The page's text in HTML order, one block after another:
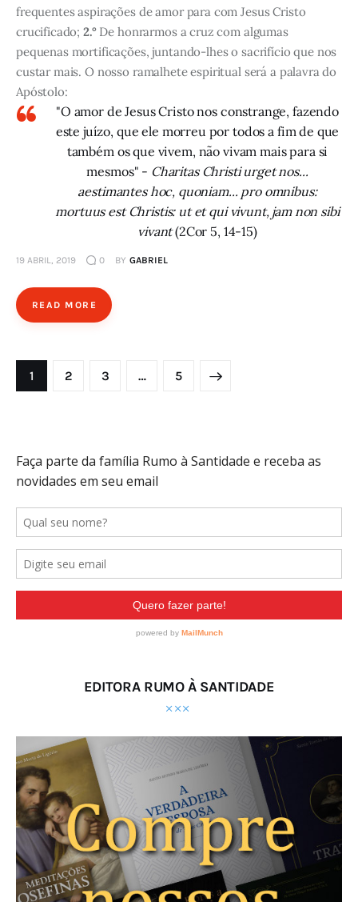
frequentes aspirações de amor para com Jesus Cristo
crucificado;2.°De honrarmos a cruz com algumas
pequenas mortificações, juntando-lhes o sacrifício que nos
custar mais. O nosso ramalhete espiritual será a palavra do
Apóstolo:
"O amor de Jesus Cristo nos constrange, fazendo
este juízo, que ele morreu por todos a fim de que
também os que vivem, não vivam mais para si
mesmos" - Charitas Christi urget nos...
aestimantes hoc, quoniam... pro omnibus:
mortuus est Christis: ut et qui vivunt, jam non sibi
vivant(2Cor 5, 14-15)
19 ABRIL, 2019 0 BY GABRIEL
READ MORE
Paginação
de
PAGE
1 PAGE
2 PAGE
3 … PAGE
5
>
EDITORA RUMO À SANTIDADE